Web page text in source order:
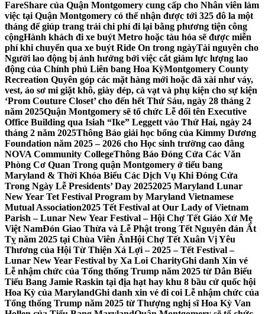
FareShare của Quận Montgomery cung cấp cho Nhân viên làm
việc tại Quận Montgomery có thể nhận được tới 325 đô la một
tháng để giúp trang trải chi phí đi lại bằng phương tiện công
cộngHành khách đi xe buýt Metro hoặc tàu hỏa sẽ được miễn
phí khi chuyển qua xe buýt Ride On trong ngàyTài nguyên cho
Người lao động bị ảnh hưởng bởi việc cắt giảm lực lượng lao
động của Chính phủ Liên bang Hoa KỳMontgomery County
Recreation Quyên góp các mặt hàng mới hoặc đã xài như váy,
vest, áo sơ mi giặt khô, giày dép, cà vạt và phụ kiện cho sự kiện
‘Prom Couture Closet’ cho đến hết Thứ Sáu, ngày 28 tháng 2
năm 2025Quận Montgomery sẽ tổ chức Lễ đổi tên Executive
Office Building qua Isiah “Ike” Leggett vào Thứ Hai, ngày 24
tháng 2 năm 2025Thông Báo giải học bổng của Kimmy Dương
Foundation năm 2025 – 2026 cho Học sinh trường cao đẳng
NOVA Community CollegeThông Báo Đóng Cửa Các Văn
Phòng Cơ Quan Trong quận Montgomery ở tiểu bang
Maryland & Thời Khóa Biểu Các Dịch Vụ Khi Đóng Cửa
Trong Ngày Lễ Presidents’ Day 20252025 Maryland Lunar
New Year Tet Festival Program by Maryland Vietnamese
Mutual Association2025 Tết Festival at Our Lady of Vietnam
Parish – Lunar New Year Festival – Hội Chợ Tết Giáo Xứ Mẹ
Việt NamĐón Giao Thừa và Lễ Phật trong Tết Nguyên đán Ất
Tỵ năm 2025 tại Chùa Viên ÂnHội Chợ Tết Xuân Vị Yêu
Thương của Hội Từ Thiện Xá Lợi – 2025 – Tết Festival –
Lunar New Year Festival by Xa Loi CharityGhi danh Xin vé
Lễ nhậm chức của Tổng thống Trump năm 2025 từ Dân Biểu
Tiểu Bang Jamie Raskin tại địa hạt hay khu 8 bầu cử quốc hội
Hoa Kỳ của MarylandGhi danh xin vé đi coi Lễ nhậm chức của
Tổng thống Trump năm 2025 từ Thượng nghị sĩ Hoa Kỳ Van